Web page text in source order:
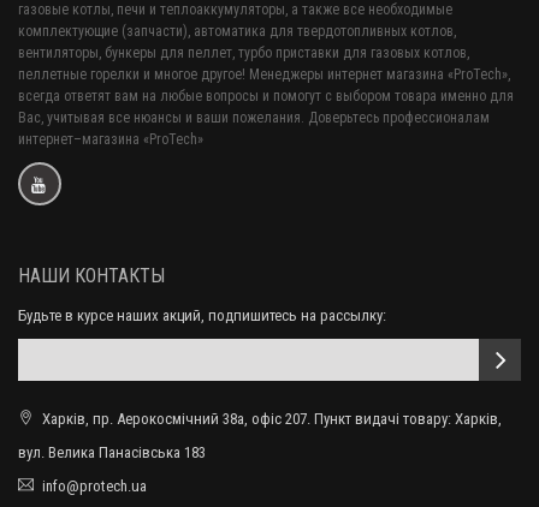
газовые котлы, печи и теплоаккумуляторы, а также все необходимые
комплектующие (запчасти), автоматика для твердотопливных котлов,
вентиляторы, бункеры для пеллет, турбо приставки для газовых котлов,
пеллетные горелки и многое другое! Менеджеры интернет магазина «ProTech»,
всегда ответят вам на любые вопросы и помогут с выбором товара именно для
Вас, учитывая все нюансы и ваши пожелания. Доверьтесь профессионалам
интернет–магазина «ProTech»
НАШИ КОНТАКТЫ
Будьте в курсе наших акций, подпишитесь на рассылку:
Харків, пр. Аерокосмічний 38а, офіс 207. Пункт видачі товару: Харків,
вул. Велика Панасівська 183
info@protech.ua